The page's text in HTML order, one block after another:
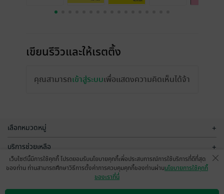
เขียนรีวิวและให้เรตติ้ง
คุณสามารถเข้าสู่ระบบเพื่อแสดงความคิดเห็นได้จ้า
เลือกหมวดหมู่ +
บริการช่วยเหลือ +
เกี่ยวกับเรา
เว็บไซต์นี้มีการใช้คุกกี้ โปรดยอมรับนโยบายคุกกี้เพื่อประสบการณ์การใช้บริการที่ดีที่สุด
ของท่าน ท่านสามารถศึกษาวิธีการตั้งค่าการควบคุมคุกกี้ของท่านผ่านนโยบายการใช้คุกกี้
ของเราที่นี่